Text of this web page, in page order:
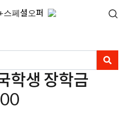
스페셜오퍼
학생 장학금